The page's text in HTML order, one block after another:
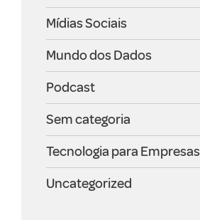
Mídias Sociais
Mundo dos Dados
Podcast
Sem categoria
Tecnologia para Empresas
Uncategorized